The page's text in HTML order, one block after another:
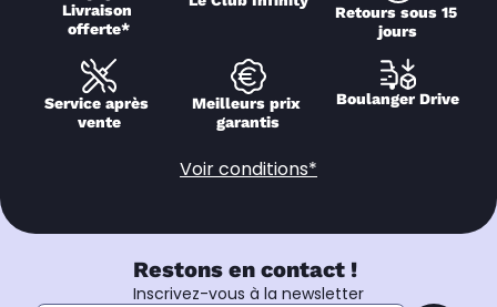
Livraison
offerte*
Retours sous 15
jours
Service après
vente
Meilleurs prix
garantis
Boulanger Drive
Voir conditions*
Restons en contact !
Inscrivez-vous à la newsletter